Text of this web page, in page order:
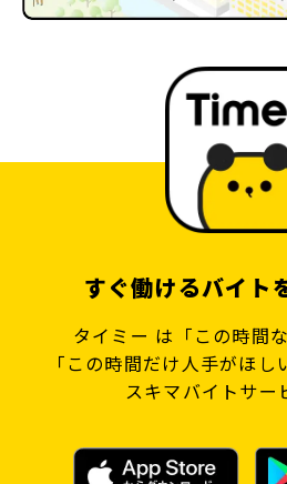
すぐ働けるバイト
タイミー は「この時間
「この時間だけ人手がほ
スキマバイトサー